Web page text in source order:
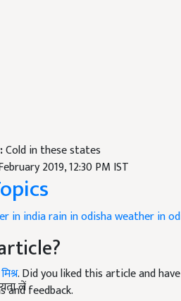
लें
Cold in these states
2019, 12:30 PM IST
in indiarain in odishaweather in
. Did you liked this article and
and feedback.